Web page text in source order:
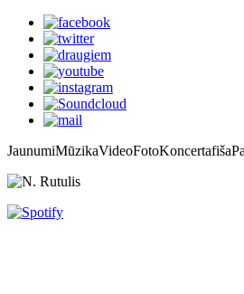
JaunumiMūzikaVideoFotoKoncertafiša